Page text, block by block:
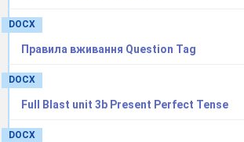
Лексика — до 3 балів
Орфографія — до 3 балів
Діагностувальна робота
DOCX
Правила вживання Question Tag
DOCX
Full Blast unit 3b Present Perfect Tense
DOCX